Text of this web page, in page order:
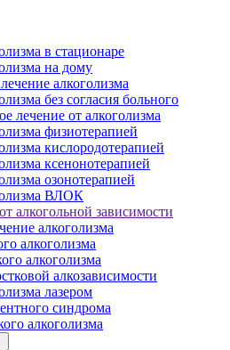
в стационаре
на дому
алкоголизма
без согласия больного
лечение от алкоголизма
физиотерапией
кислородотерапией
ксенонотерапией
озонотерапией
ВЛОК
алкогольной зависимости
алкоголизма
алкоголизма
алкоголизма
алкозависимости
лазером
синдрома
алкоголизма